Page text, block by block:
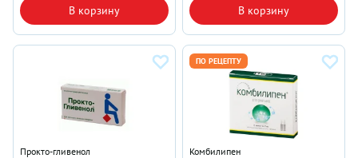
В корзину В корзину
Прокто-гливенол
ПО РЕЦЕПТУ
Комбилипен